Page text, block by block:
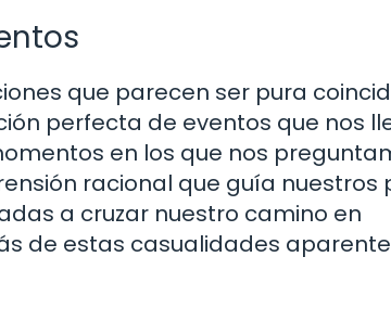
que parecen ser pura
perfecta de eventos que nos
en los que nos
racional que guía nuestros
a cruzar nuestro camino en
de estas casualidades